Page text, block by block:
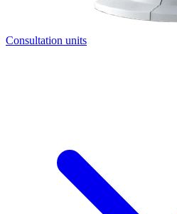
Consultation units